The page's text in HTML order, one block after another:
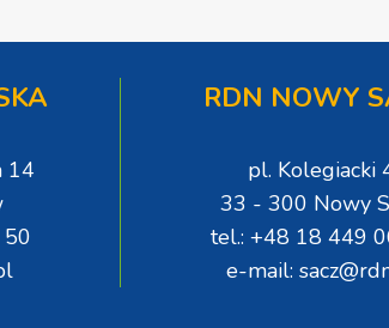
14
RDN NOWY
pl. Kolegiacki
33 - 300 Nowy
tel.: +48 18 449
e-mail: